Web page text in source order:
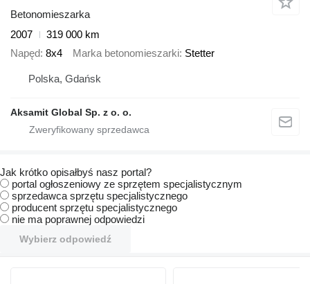
Betonomieszarka
2007
319 000 km
Napęd 8x4 Marka betonomieszarki Stetter
Polska, Gdańsk
Aksamit Global Sp. z o. o.
Jak krótko opisałbyś nasz portal?
portal ogłoszeniowy ze sprzętem specjalistycznym
sprzedawca sprzętu specjalistycznego
producent sprzętu specjalistycznego
nie ma poprawnej odpowiedzi
Wybierz odpowiedź